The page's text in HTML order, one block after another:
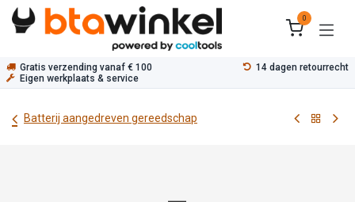
Overslaan naar inhoud
0
Gratis verzending vanaf € 100
14 dagen retourrecht
Eigen werkplaats & service
Batterij aangedreven gereedschap